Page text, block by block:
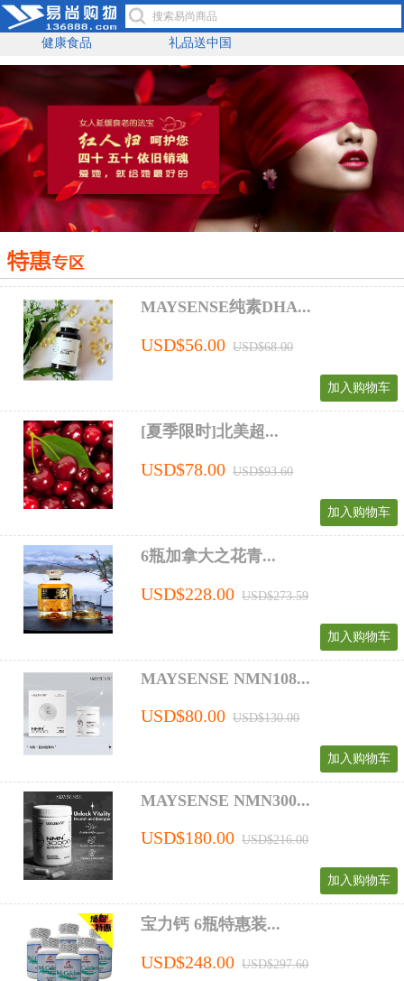
健康食品 礼品送中国
MAYSENSE纯素DHA...
USD$56.00 USD$68.00
加入购物车
[夏季限时]北美超...
USD$78.00 USD$93.60
加入购物车
6瓶加拿大之花青...
USD$228.00 USD$273.59
加入购物车
MAYSENSE NMN108...
USD$80.00 USD$130.00
加入购物车
MAYSENSE NMN300...
USD$180.00 USD$216.00
加入购物车
宝力钙 6瓶特惠装...
USD$248.00 USD$297.60